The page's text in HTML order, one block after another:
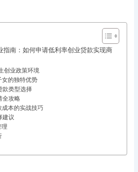
指南：如何申请低利率创业贷款实现商
创业政策环境
女的独特优势
款类型选择
全攻略
本的实战技巧
建议
理